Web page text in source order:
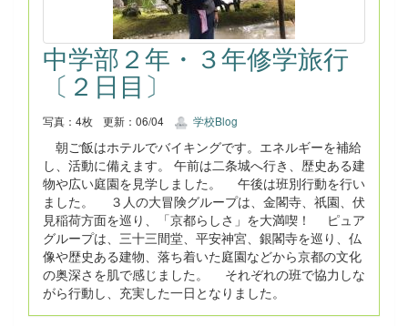
中学部２年・３年修学旅行
〔２日目〕
写真：4枚 更新：06/04 学校Blog
朝ご飯はホテルでバイキングです。エネルギーを補給
し、活動に備えます。 午前は二条城へ行き、歴史ある建
物や広い庭園を見学しました。 午後は班別行動を行い
ました。 ３人の大冒険グループは、金閣寺、祇園、伏
見稲荷方面を巡り、「京都らしさ」を大満喫！ ピュア
グループは、三十三間堂、平安神宮、銀閣寺を巡り、仏
像や歴史ある建物、落ち着いた庭園などから京都の文化
の奥深さを肌で感じました。 それぞれの班で協力しな
がら行動し、充実した一日となりました。